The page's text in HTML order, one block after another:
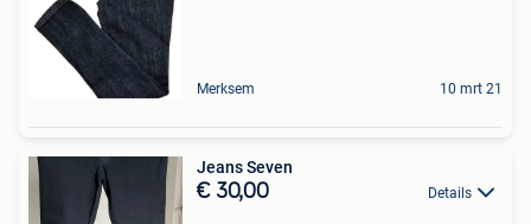
Merksem 10 mrt 21
Jeans Seven
€ 30,00 Details